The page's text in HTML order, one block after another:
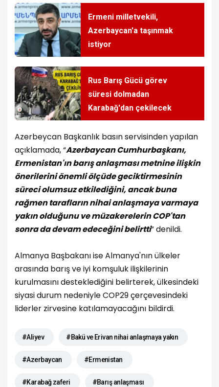
Ermeni milletvekili,
Azerbaycan'a taşınmak
istiyor
Rus Barış Gücü görev
süresi dolmadan
Karabağ'dan çekilecek
Azerbeycan Başkanlık basın servisinden yapılan
açıklamada, “Azerbaycan Cumhurbaşkanı,
Ermenistan'ın barış anlaşması metnine ilişkin
önerilerini önemli ölçüde geciktirmesinin
süreci olumsuz etkilediğini, ancak buna
rağmen tarafların nihai anlaşmaya varmaya
yakın olduğunu ve müzakerelerin COP'tan
sonra da devam edeceğini belirtti” denildi.
Almanya Başbakanı ise Almanya'nın ülkeler
arasında barış ve iyi komşuluk ilişkilerinin
kurulmasını desteklediğini belirterek, ülkesindeki
siyasi durum nedeniyle COP29 çerçevesindeki
liderler zirvesine katılamayacağını bildirdi.
#Aliyev #Bakü ve Erivan nihai anlaşmaya yakın
#Azerbaycan #Ermenistan
#Karabağ zaferi #Barış anlaşması